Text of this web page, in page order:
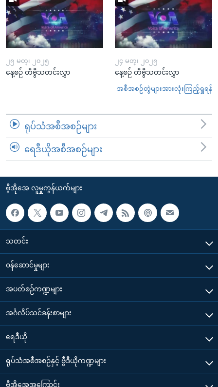
၂၅ မတ္၊ ၂၀၂၅
နေ့စဉ် တီဗွီသတင်းလွှာ
၂၄ မတ္၊ ၂၀၂၅
နေ့စဉ် တီဗွီသတင်းလွှာ
အစီအစဉ်တွဲများအားလုံးကြည့်ရှုရန်
ရုပ်သံအစီအစဉ်များ
ရေဒီယိုအစီအစဉ်များ
ဗွီအိုအေ လူမှုကွန်ယက်များ
သတင်း
၀န်ဆောင်မှုများ
အပတ်စဉ်ကဏ္ဍများ
အင်္ဂလိပ်သင်ခန်းစာများ
ရေဒီယို
ရုပ်သံအစီအစဉ်နှင့် ဗွီဒီယိုကဏ္ဍများ
ဗွီအိုအေအကြောင်း